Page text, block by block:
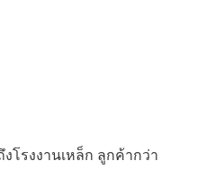
โรงงานเหล็ก ลูกค้ากว่า